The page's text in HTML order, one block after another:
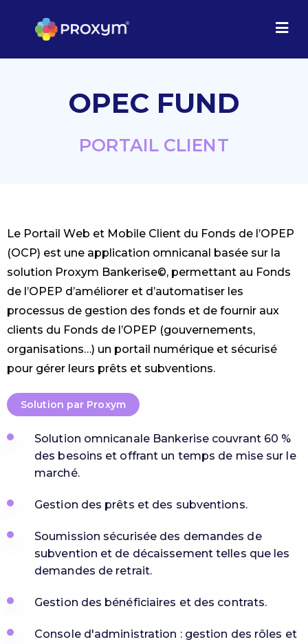
OPEC FUND
PORTAIL CLIENT​
Le Portail Web et Mobile Client du Fonds de l’OPEP
(OCP) est une application omnicanal basée sur la
solution Proxym Bankerise©, permettant au Fonds
de l’OPEP d’améliorer et d’automatiser les
processus de gestion des fonds et de fournir aux
clients du Fonds de l’OPEP (gouvernements,
organisations…) un portail numérique et sécurisé
pour gérer leurs prêts et subventions.
Solution par Proxym
Solution omnicanale Bankerise couvrant 60 %
des besoins et offrant un temps de mise sur le
marché.
Gestion des prêts et des subventions.
Soumission sécurisée des demandes de
subvention et de décaissement telles que les
demandes de retrait.
Gestion des bénéficiaires et des contrats.
Console d'administration : gestion des rôles et